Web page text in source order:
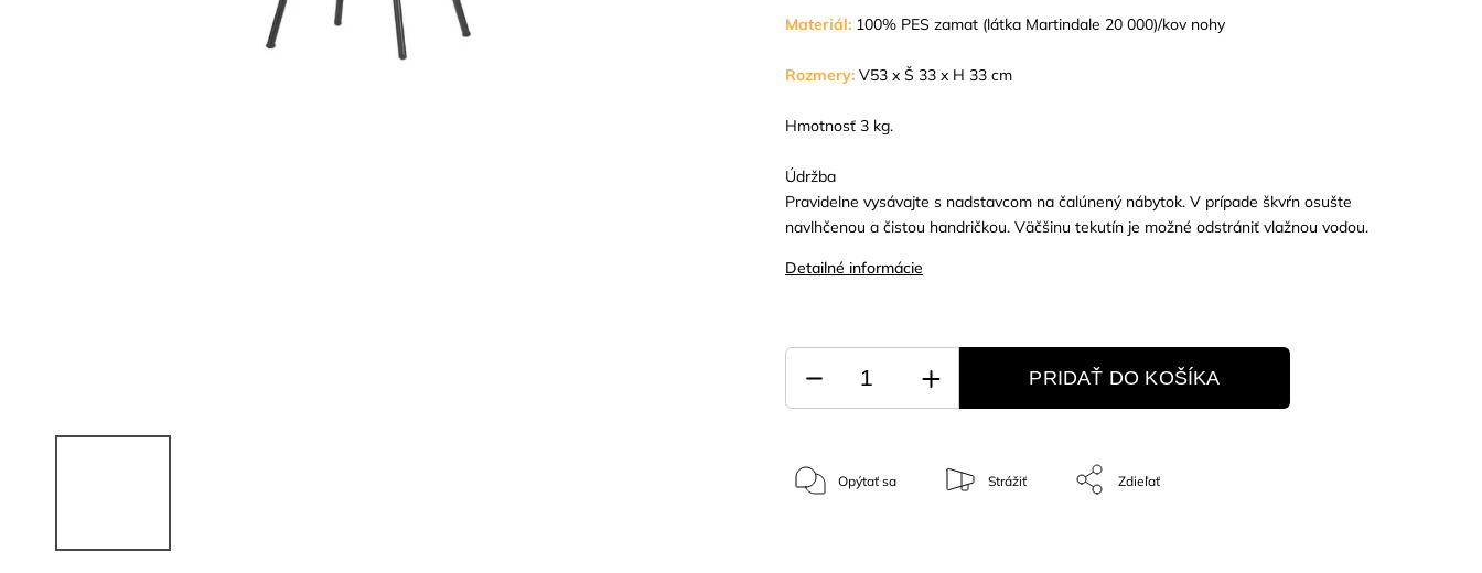
Materiál: 100% PES zamat (látka Martindale 20 000)/kov nohy
Rozmery: V53 x Š 33 x H 33 cm
Hmotnosť 3 kg.
Údržba
Pravidelne vysávajte s nadstavcom na čalúnený nábytok. V prípade škvŕn osušte
navlhčenou a čistou handričkou. Väčšinu tekutín je možné odstrániť vlažnou vodou.
Detailné informácie
PRIDAŤ DO KOŠÍKA
Opýtať sa Strážiť Zdieľať